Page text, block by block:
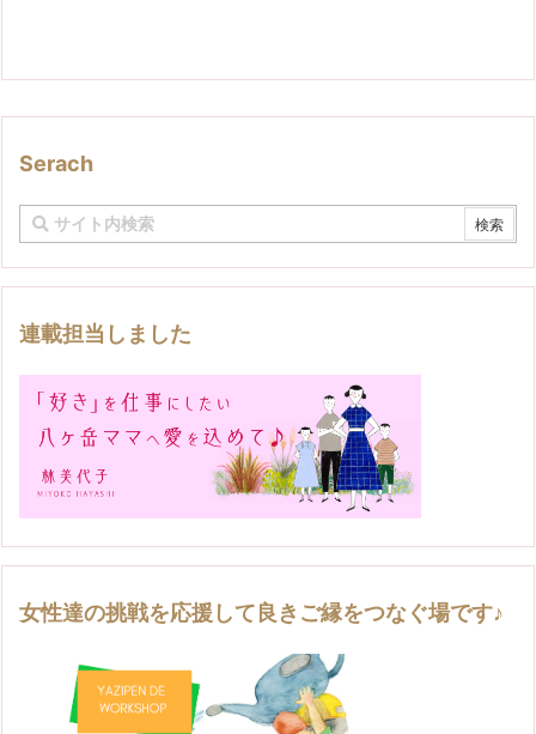
Serach
連載担当しました
女性達の挑戦を応援して良きご縁をつなぐ場です♪